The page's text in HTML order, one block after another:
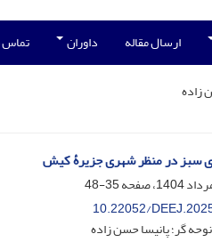
ارسال مقاله داوران تماس
زاده
سبز در منظر شهری جزیرۀ کیش
35-48
‎10.22052/
گر؛ پانیسا حسن زاده